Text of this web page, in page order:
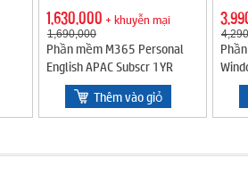
1,630,000 + khuyễn mại
1,690,000
Phần mềm M365 Personal
English APAC Subscr 1YR
Medialess (EP2-32409)
Thêm vào giỏ
Intl